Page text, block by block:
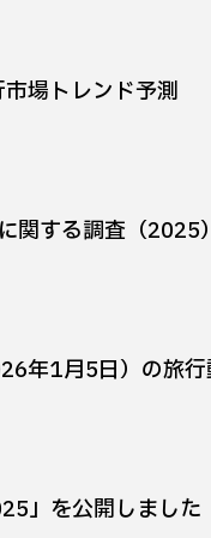
場トレンド予測
関する調査（2025）
年1月5日）の旅行
」を公開しました